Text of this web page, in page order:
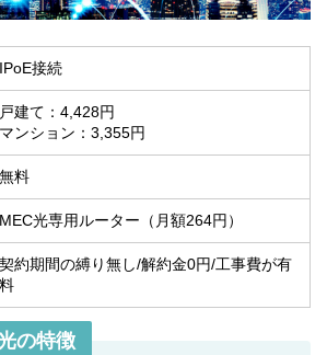
IPoE接続
戸建て：4,428円
マンション：3,355円
無料
MEC光専用ルーター（月額264円）
契約期間の縛り無し/解約金0円/工事費が有
料
の特徴